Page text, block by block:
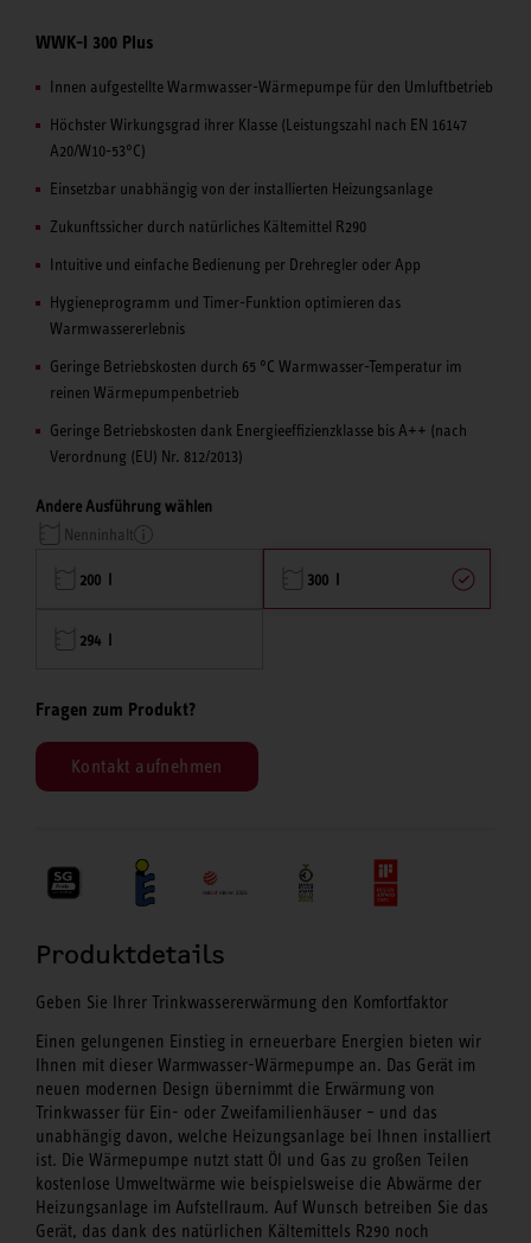
WWK-I 300 Plus
Innen aufgestellte Warmwasser-Wärmepumpe für den Umluftbetrieb
Höchster Wirkungsgrad ihrer Klasse (Leistungszahl nach EN 16147
A20/W10-53°C)
Einsetzbar unabhängig von der installierten Heizungsanlage
Zukunftssicher durch natürliches Kältemittel R290
Intuitive und einfache Bedienung per Drehregler oder App
Hygieneprogramm und Timer-Funktion optimieren das
Warmwassererlebnis
Geringe Betriebskosten durch 65 °C Warmwasser-Temperatur im
reinen Wärmepumpenbetrieb
Geringe Betriebskosten dank Energieeffizienzklasse bis A++ (nach
Verordnung (EU) Nr. 812/2013)
Andere Ausführung wählen
Nenninhalt
200 l 300 l
294 l
Fragen zum Produkt?
Kontakt aufnehmen
Produktdetails
Geben Sie Ihrer Trinkwassererwärmung den Komfortfaktor
Einen gelungenen Einstieg in erneuerbare Energien bieten wir
Ihnen mit dieser Warmwasser-Wärmepumpe an. Das Gerät im
neuen modernen Design übernimmt die Erwärmung von
Trinkwasser für Ein- oder Zweifamilienhäuser – und das
unabhängig davon, welche Heizungsanlage bei Ihnen installiert
ist. Die Wärmepumpe nutzt statt Öl und Gas zu großen Teilen
kostenlose Umweltwärme wie beispielsweise die Abwärme der
Heizungsanlage im Aufstellraum. Auf Wunsch betreiben Sie das
Gerät, das dank des natürlichen Kältemittels R290 noch